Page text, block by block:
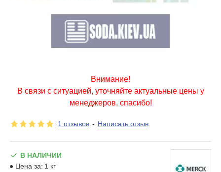
Внимание!
В связи с ситуацией, уточняйте актуальные цены у
менеджеров, спасибо!
1 отзывов - Написать отзыв
В НАЛИЧИИ
Цена за: 1 кг